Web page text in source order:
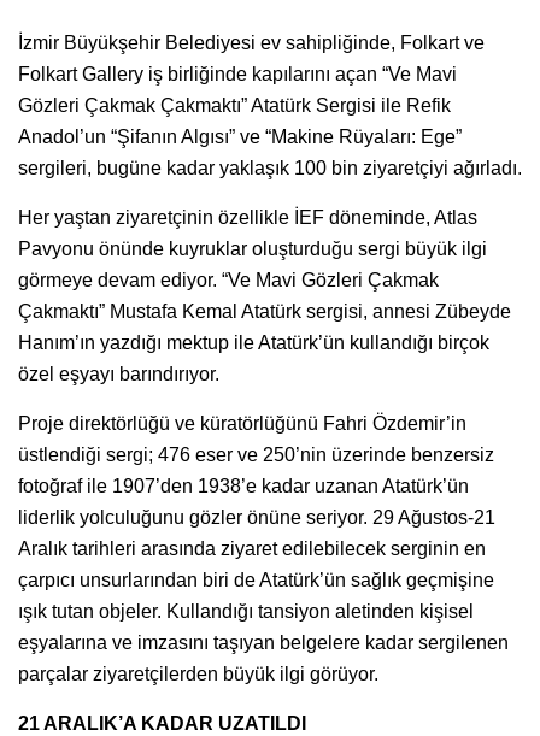
İzmir Büyükşehir Belediyesi ev sahipliğinde, Folkart ve
Folkart Gallery iş birliğinde kapılarını açan “Ve Mavi
Gözleri Çakmak Çakmaktı” Atatürk Sergisi ile Refik
Anadol’un “Şifanın Algısı” ve “Makine Rüyaları: Ege”
sergileri, bugüne kadar yaklaşık 100 bin ziyaretçiyi ağırladı.
Her yaştan ziyaretçinin özellikle İEF döneminde, Atlas
Pavyonu önünde kuyruklar oluşturduğu sergi büyük ilgi
görmeye devam ediyor. “Ve Mavi Gözleri Çakmak
Çakmaktı” Mustafa Kemal Atatürk sergisi, annesi Zübeyde
Hanım’ın yazdığı mektup ile Atatürk’ün kullandığı birçok
özel eşyayı barındırıyor.
Proje direktörlüğü ve küratörlüğünü Fahri Özdemir’in
üstlendiği sergi; 476 eser ve 250’nin üzerinde benzersiz
fotoğraf ile 1907’den 1938’e kadar uzanan Atatürk’ün
liderlik yolculuğunu gözler önüne seriyor. 29 Ağustos-21
Aralık tarihleri arasında ziyaret edilebilecek serginin en
çarpıcı unsurlarından biri de Atatürk’ün sağlık geçmişine
ışık tutan objeler. Kullandığı tansiyon aletinden kişisel
eşyalarına ve imzasını taşıyan belgelere kadar sergilenen
parçalar ziyaretçilerden büyük ilgi görüyor.
21 ARALIK’A KADAR UZATILDI